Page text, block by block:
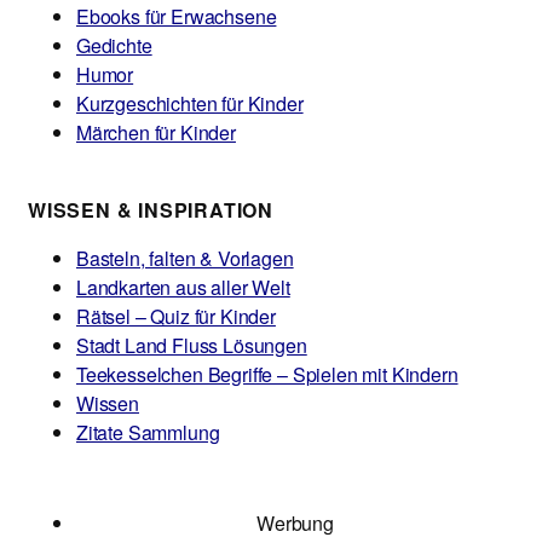
Ebooks für Erwachsene
Gedichte
Humor
Kurzgeschichten für Kinder
Märchen für Kinder
WISSEN & INSPIRATION
Basteln, falten & Vorlagen
Landkarten aus aller Welt
Rätsel – Quiz für Kinder
Stadt Land Fluss Lösungen
Teekesselchen Begriffe – Spielen mit Kindern
Wissen
Zitate Sammlung
Werbung